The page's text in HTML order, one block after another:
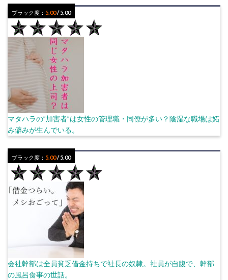
ブラック度： 5.00/ 5.00
マタハラの”加害者”は女性の管理職・同僚が多い？陰湿な職場は妬
み僻みが生んでいる。
ブラック度： 5.00/ 5.00
会社幹部は全員貧乏借金持ちで社長の奴隷。社員が自腹で、幹部
の風呂食事の世話。